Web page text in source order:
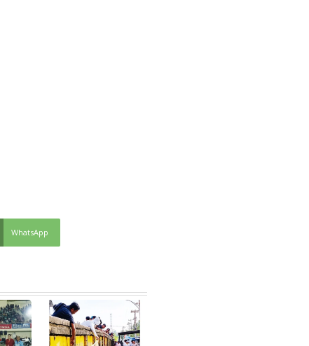
WhatsApp